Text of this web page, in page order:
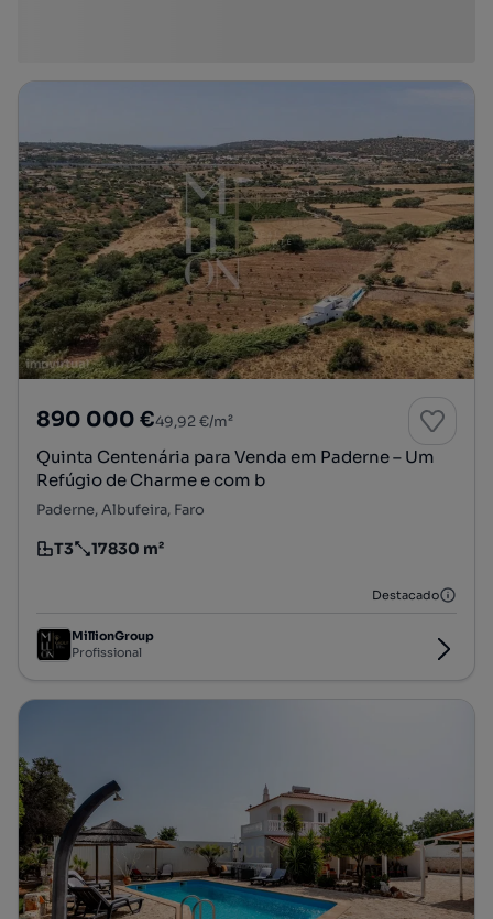
890 000 €49,92 €/m²
Quinta Centenária para Venda em Paderne – Um
Refúgio de Charme e com b
Paderne, Albufeira, Faro
Tipologia
T3
Preço por metro quadrado
17830 m²
Destacado
MillionGroup
Profissional